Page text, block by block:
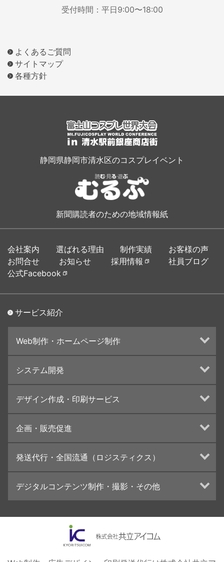
受付時間：平日9:00〜18:00
よくあるご質問
サイトマップ
各種方針
静岡県静岡市清水区のコスプレイベント
新聞購読者のための地域情報紙
会社案内 選ばれる理由 制作実績
お客様の声
お問合せ
お知らせ 採用情報
社員ブログ
公式Facebook
サービス紹介
Web制作・ホームページ制作
ランディングページ制作
インターネット広告代行
UI・UXデザイン設計
システム開発
デザイン作成・印刷サービス
カタログデザインの制作・印刷
学校・会社案内パンフレット制作・印刷
高精細印刷（スブリマ印刷）
社内報
名刺
一般印刷 （オンデマンド・オフセット）
ユニバーサル・コミュニケーション・デザイン
企画・販売促進
ブランディング戦略
コンテンツ制作
採用プロモーション
発送代行・全国流通（ロジスティクス）
デジタルコンテンツ制作・撮影・その他
イラスト・キャラクター制作
ロゴデザイン・CI設計